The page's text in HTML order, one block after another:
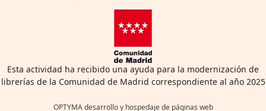
Esta actividad ha recibido una ayuda para la modernización de
librerías de la Comunidad de Madrid correspondiente al año 2025
OPTYMA desarrollo y hospedaje de páginas web